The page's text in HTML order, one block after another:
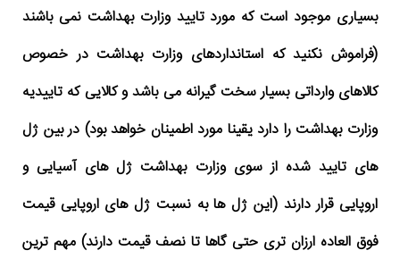
بسیاری موجود است که مورد تایید وزارت بهداشت نمی باشند
(فراموش نکنید که استانداردهای وزارت بهداشت در خصوص
کالاهای وارداتی بسیار سخت گیرانه می باشد و کالایی که تاییدیه
وزارت بهداشت را دارد یقینا مورد اطمینان خواهد بود) در بین ژل
های تایید شده از سوی وزارت بهداشت ژل های آسیایی و
اروپایی قرار دارند (این ژل ها به نسبت ژل های اروپایی قیمت
فوق العاده ارزان تری حتی گاها تا نصف قیمت دارند) مهم ترین